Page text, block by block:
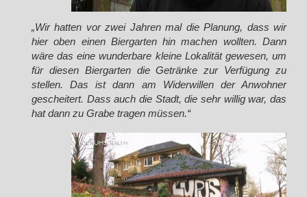
„Wir hatten vor zwei Jahren mal die Planung, dass wir
hier oben einen Biergarten hin machen wollten. Dann
wäre das eine wunderbare kleine Lokalität gewesen, um
für diesen Biergarten die Getränke zur Verfügung zu
stellen. Das ist dann am Widerwillen der Anwohner
gescheitert. Dass auch die Stadt, die sehr willig war, das
hat dann zu Grabe tragen müssen.“